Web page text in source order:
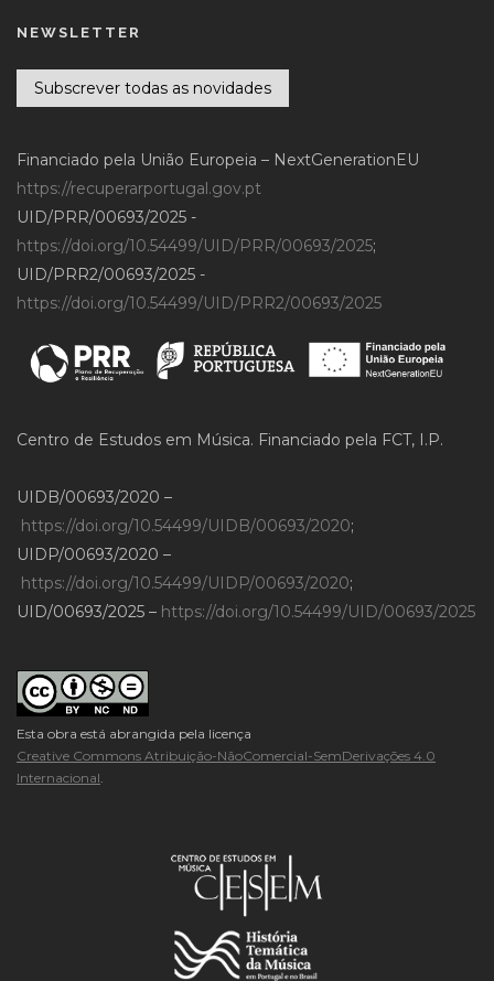
NEWSLETTER
Subscrever todas as novidades
Financiado pela União Europeia – NextGenerationEU
https://recuperarportugal.gov.pt
UID/PRR/00693/2025 -
https://doi.org/10.54499/UID/PRR/00693/2025;
UID/PRR2/00693/2025 -
https://doi.org/10.54499/UID/PRR2/00693/2025
Centro de Estudos em Música. Financiado pela FCT, I.P.
UIDB/00693/2020 –
https://doi.org/10.54499/UIDB/00693/2020;
UIDP/00693/2020 –
https://doi.org/10.54499/UIDP/00693/2020;
UID/00693/2025 – https://doi.org/10.54499/UID/00693/2025
Esta obra está abrangida pela licença
Creative Commons Atribuição-NãoComercial-SemDerivações 4.0
Internacional